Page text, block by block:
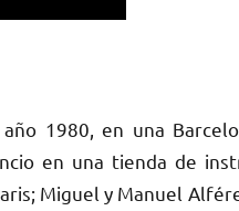
1980, en una
en una tienda de
Miguel y Manuel